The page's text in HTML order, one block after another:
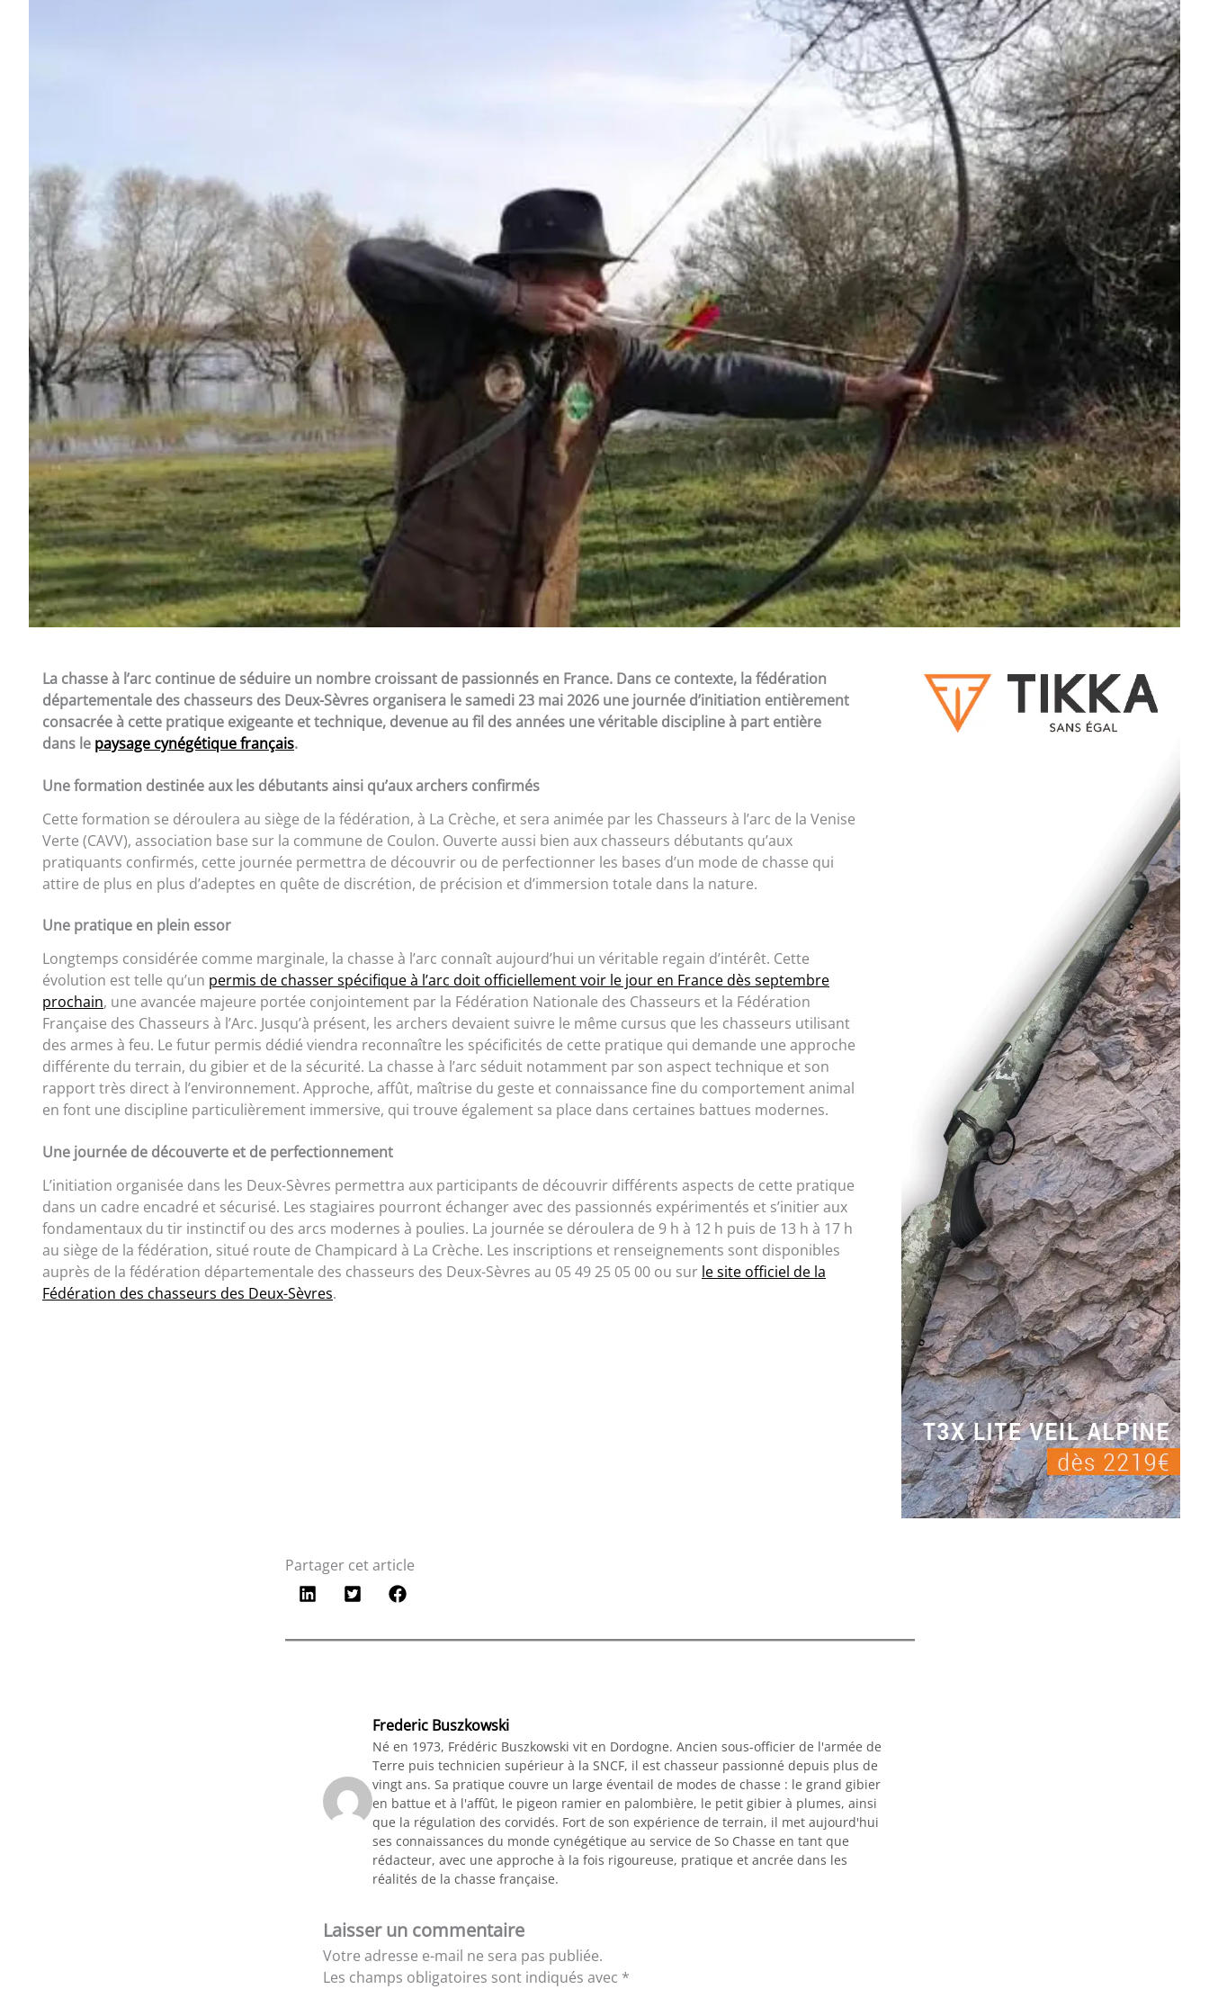
La chasse à l’arc continue de séduire un nombre croissant de passionnés en France. Dans ce contexte, la fédération
départementale des chasseurs des Deux-Sèvres organisera le samedi 23 mai 2026 une journée d’initiation entièrement
consacrée à cette pratique exigeante et technique, devenue au fil des années une véritable discipline à part entière
dans le paysage cynégétique français.
Une formation destinée aux les débutants ainsi qu’aux archers confirmés
Cette formation se déroulera au siège de la fédération, à La Crèche, et sera animée par les Chasseurs à l’arc de la Venise
Verte (CAVV), association base sur la commune de Coulon. Ouverte aussi bien aux chasseurs débutants qu’aux
pratiquants confirmés, cette journée permettra de découvrir ou de perfectionner les bases d’un mode de chasse qui
attire de plus en plus d’adeptes en quête de discrétion, de précision et d’immersion totale dans la nature.
Une pratique en plein essor
Longtemps considérée comme marginale, la chasse à l’arc connaît aujourd’hui un véritable regain d’intérêt. Cette
évolution est telle qu’un permis de chasser spécifique à l’arc doit officiellement voir le jour en France dès septembre
prochain, une avancée majeure portée conjointement par la Fédération Nationale des Chasseurs et la Fédération
Française des Chasseurs à l’Arc. Jusqu’à présent, les archers devaient suivre le même cursus que les chasseurs utilisant
des armes à feu. Le futur permis dédié viendra reconnaître les spécificités de cette pratique qui demande une approche
différente du terrain, du gibier et de la sécurité. La chasse à l’arc séduit notamment par son aspect technique et son
rapport très direct à l’environnement. Approche, affût, maîtrise du geste et connaissance fine du comportement animal
en font une discipline particulièrement immersive, qui trouve également sa place dans certaines battues modernes.
Une journée de découverte et de perfectionnement
L’initiation organisée dans les Deux-Sèvres permettra aux participants de découvrir différents aspects de cette pratique
dans un cadre encadré et sécurisé. Les stagiaires pourront échanger avec des passionnés expérimentés et s’initier aux
fondamentaux du tir instinctif ou des arcs modernes à poulies. La journée se déroulera de 9 h à 12 h puis de 13 h à 17 h
au siège de la fédération, situé route de Champicard à La Crèche. Les inscriptions et renseignements sont disponibles
auprès de la fédération départementale des chasseurs des Deux-Sèvres au 05 49 25 05 00 ou sur le site officiel de la
Fédération des chasseurs des Deux-Sèvres.
Partager cet article
Frederic Buszkowski
Né en 1973, Frédéric Buszkowski vit en Dordogne. Ancien sous-officier de l'armée de
Terre puis technicien supérieur à la SNCF, il est chasseur passionné depuis plus de
vingt ans. Sa pratique couvre un large éventail de modes de chasse : le grand gibier
en battue et à l'affût, le pigeon ramier en palombière, le petit gibier à plumes, ainsi
que la régulation des corvidés. Fort de son expérience de terrain, il met aujourd'hui
ses connaissances du monde cynégétique au service de So Chasse en tant que
rédacteur, avec une approche à la fois rigoureuse, pratique et ancrée dans les
réalités de la chasse française.
Laisser un commentaire
Votre adresse e-mail ne sera pas publiée.
Les champs obligatoires sont indiqués avec *